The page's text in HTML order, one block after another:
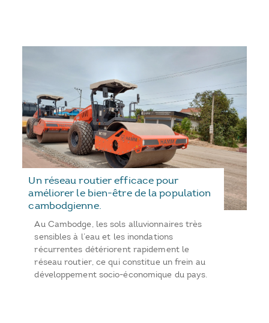
Un réseau routier efficace pour
améliorer le bien-être de la population
cambodgienne.
Au Cambodge, les sols alluvionnaires très
sensibles à l’eau et les inondations
récurrentes détériorent rapidement le
réseau routier, ce qui constitue un frein au
développement socio-économique du pays.